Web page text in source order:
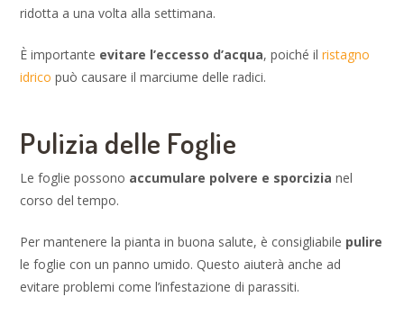
ridotta a una volta alla settimana.
È importante evitare l’eccesso d’acqua, poiché ilristagno
idrico può causare il marciume delle radici.
Pulizia delle Foglie
Le foglie possono accumulare polvere e sporcizia nel
corso del tempo.
Per mantenere la pianta in buona salute, è consigliabile pulire
le foglie con un panno umido. Questo aiuterà anche ad
evitare problemi come l’infestazione di parassiti.